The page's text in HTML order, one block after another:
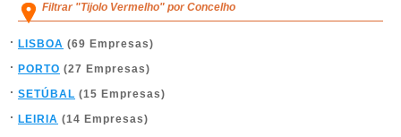
Filtrar "Tijolo Vermelho" por Concelho
LISBOA (69 Empresas)
PORTO (27 Empresas)
SETÚBAL (15 Empresas)
LEIRIA (14 Empresas)